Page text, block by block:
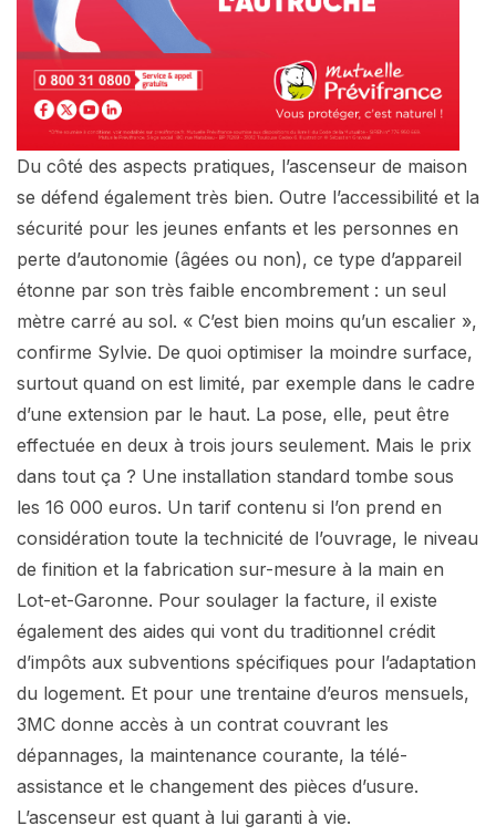
Du côté des aspects pratiques, l’ascenseur de maison
se défend également très bien. Outre l’accessibilité et la
sécurité pour les jeunes enfants et les personnes en
perte d’autonomie (âgées ou non), ce type d’appareil
étonne par son très faible encombrement : un seul
mètre carré au sol. « C’est bien moins qu’un escalier »,
confirme Sylvie. De quoi optimiser la moindre surface,
surtout quand on est limité, par exemple dans le cadre
d’une extension par le haut. La pose, elle, peut être
effectuée en deux à trois jours seulement. Mais le prix
dans tout ça ? Une installation standard tombe sous
les 16 000 euros. Un tarif contenu si l’on prend en
considération toute la technicité de l’ouvrage, le niveau
de finition et la fabrication sur-mesure à la main en
Lot-et-Garonne. Pour soulager la facture, il existe
également des aides qui vont du traditionnel crédit
d’impôts aux subventions spécifiques pour l’adaptation
du logement. Et pour une trentaine d’euros mensuels,
3MC donne accès à un contrat couvrant les
dépannages, la maintenance courante, la télé-
assistance et le changement des pièces d’usure.
L’ascenseur est quant à lui garanti à vie.